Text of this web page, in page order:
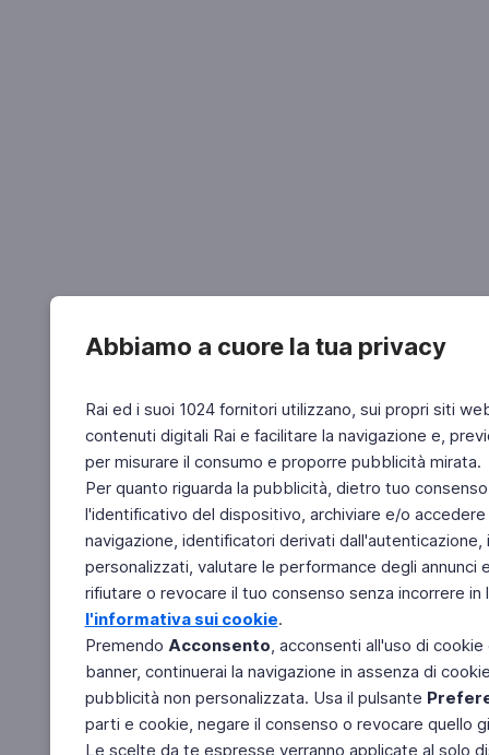
Abbiamo a cuore la tua privacy
Rai ed i suoi 1024 fornitori utilizzano, sui propri siti
contenuti digitali Rai e facilitare la navigazione e,
per misurare il consumo e proporre pubblicità mirata.
Per quanto riguarda la pubblicità, dietro tuo
l'identificativo del dispositivo, archiviare e/o
navigazione, identificatori derivati
personalizzati, valutare le performance degli
rifiutare o revocare il tuo consenso senza incorrere
l'informativa sui cookie.
Premendo Acconsento, acconsenti all'uso di
banner, continuerai la navigazione in assenza di
pubblicità non personalizzata. Usa il pulsante
parti e cookie, negare il consenso o revocare quello
Le scelte da te espresse verranno applicate al solo